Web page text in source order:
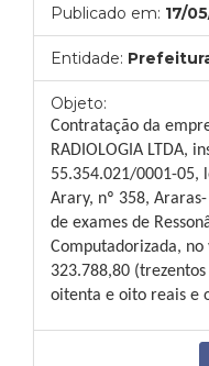
Publicado em: 17/
Entidade:
Objeto:
Contratação da
RADIOLOGIA LTDA,
55.354.021/0001-05,
Arary, nº 358,
de exames de
Computadorizada,
323.788,80
oitenta e oito reais e